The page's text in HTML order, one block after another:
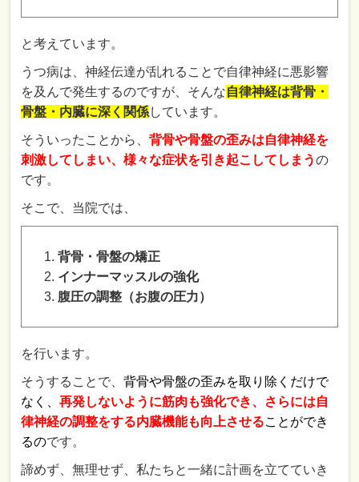
と考えています。
うつ病は、神経伝達が乱れることで自律神経に悪影響
を及んで発生するのですが、そんな自律神経は背骨・
骨盤・内臓に深く関係しています。
そういったことから、背骨や骨盤の歪みは自律神経を
刺激してしまい、様々な症状を引き起こしてしまうの
です。
そこで、当院では、
背骨・骨盤の矯正
インナーマッスルの強化
腹圧の調整（お腹の圧力）
を行います。
そうすることで、背骨や骨盤の歪みを取り除くだけで
なく、再発しないように筋肉も強化でき、さらには自
律神経の調整をする内臓機能も向上させることができ
るのです。
諦めず、無理せず、私たちと一緒に計画を立てていき